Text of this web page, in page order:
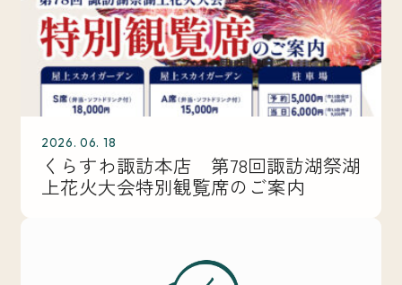
2026. 06. 18
くらすわ諏訪本店 第78回諏訪湖祭湖
上花火大会特別観覧席のご案内